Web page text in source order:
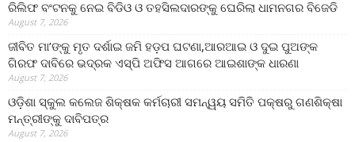
ରିଲିଫ ବଂଟନକୁ ନେଇ ବିଡିଓ ଓ ତହସିଲଦାରଙ୍କୁ ଘେରିଲା ଧାମନଗର ବିଜେଡି
August 7, 2026
ଜୀବିତ ମା’ଙ୍କୁ ମୃତ ଦର୍ଶାଇ ଜମି ହଡ଼ପ ଘଟଣା,ଆରଆଇ ଓ ଦୁଇ ପୁଅଙ୍କ
ଗିରଫ ଦାବିରେ ଭଦ୍ରକ ଏସ୍‌ପି ଅଫିସ ଆଗରେ ଆଇଶାଙ୍କ ଧାରଣା
August 7, 2026
ଓଡ଼ିଶା ସ୍କୁଲ କଲେଜ ଶିକ୍ଷକ କର୍ମଚାରୀ ସମନ୍ୱୟ ସମିତି ପକ୍ଷରୁ ଗଣଶିକ୍ଷା
ମନ୍ତ୍ରୀଙ୍କୁ ଦାବିପତ୍ର
August 7, 2026